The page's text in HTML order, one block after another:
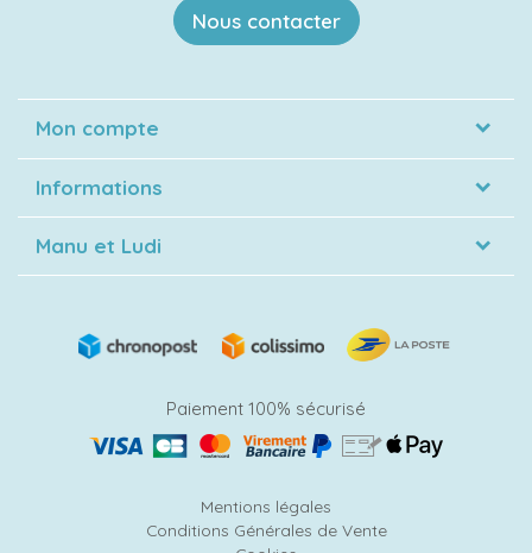
Nous contacter
Mon compte
Informations
Manu et Ludi
Paiement 100% sécurisé
Mentions légales
Conditions Générales de Vente